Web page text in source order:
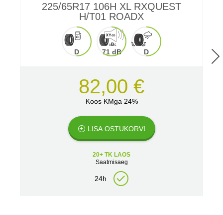
225/65R17 106H XL RXQUEST
H/T01 ROADX
D 71 dB D
82,00 €
Koos KMga 24%
LISA OSTUKORVI
20+ TK LAOS
Saatmisaeg
24h